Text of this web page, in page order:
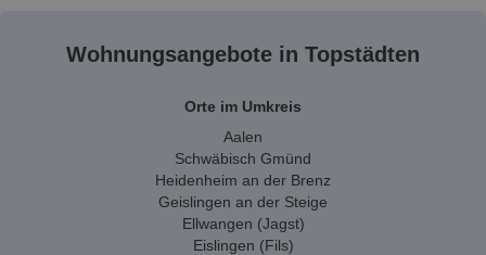
Wohnungsangebote in Topstädten
Orte im Umkreis
Aalen
Schwäbisch Gmünd
Heidenheim an der Brenz
Geislingen an der Steige
Ellwangen (Jagst)
Eislingen (Fils)